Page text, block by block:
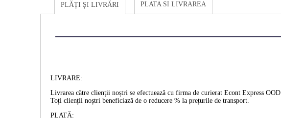
PLĂȚI ȘI LIVRĂRI PLATA SI LIVRAREA
LIVRARE:
Livrarea către clienții noștri se efectuează cu firma de curierat Econt Express OOD
Toți clienții noștri beneficiază de o reducere % la prețurile de transport.
PLATĂ: